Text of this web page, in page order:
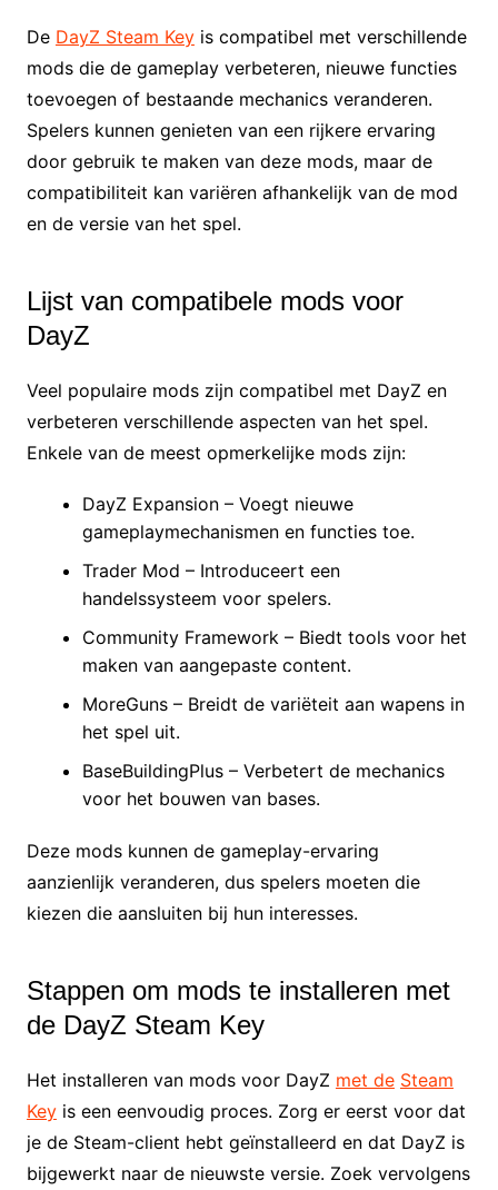
De DayZ Steam Keyis compatibel met verschillende
mods die de gameplay verbeteren, nieuwe functies
toevoegen of bestaande mechanics veranderen.
Spelers kunnen genieten van een rijkere ervaring
door gebruik te maken van deze mods, maar de
compatibiliteit kan variëren afhankelijk van de mod
en de versie van het spel.
Lijst van compatibele mods voor
DayZ
Veel populaire mods zijn compatibel met DayZ en
verbeteren verschillende aspecten van het spel.
Enkele van de meest opmerkelijke mods zijn:
DayZ Expansion – Voegt nieuwe
gameplaymechanismen en functies toe.
Trader Mod – Introduceert een
handelssysteem voor spelers.
Community Framework – Biedt tools voor het
maken van aangepaste content.
MoreGuns – Breidt de variëteit aan wapens in
het spel uit.
BaseBuildingPlus – Verbetert de mechanics
voor het bouwen van bases.
Deze mods kunnen de gameplay-ervaring
aanzienlijk veranderen, dus spelers moeten die
kiezen die aansluiten bij hun interesses.
Stappen om mods te installeren met
de DayZ Steam Key
Het installeren van mods voor DayZ met de Steam
Keyis een eenvoudig proces. Zorg er eerst voor dat
je de Steam-client hebt geïnstalleerd en dat DayZ is
bijgewerkt naar de nieuwste versie. Zoek vervolgens